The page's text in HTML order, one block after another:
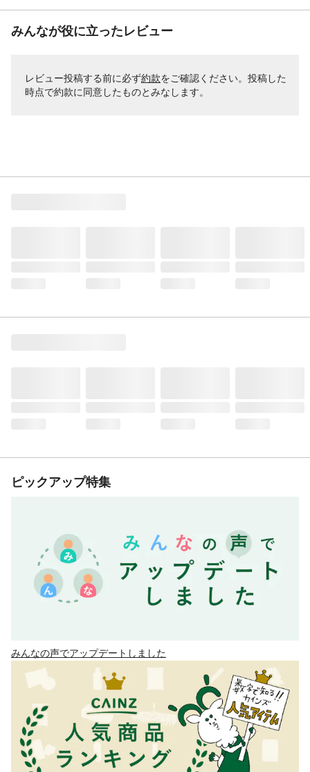
みんなが役に立ったレビュー
レビュー投稿する前に必ず約款をご確認ください。投稿した
時点で約款に同意したものとみなします。
ピックアップ特集
みんなの声でアップデートしました